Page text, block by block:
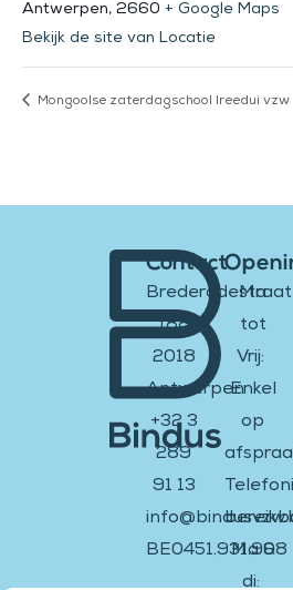
Antwerpen, 2660 + Google Maps
Bekijk de site van Locatie
Mongoolse zaterdagschool Ireedui vzw
Contact
Brederodestraat
188
2018
Antwerpen
+32 3
289
91 13
BE0451.931.908
Ma
tot
Vrij:
Enkel
op
Ma &
di: